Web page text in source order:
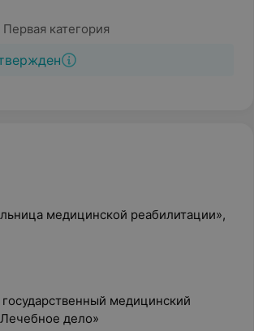
категория
медицинской реабилитации»,
медицинский
дело»